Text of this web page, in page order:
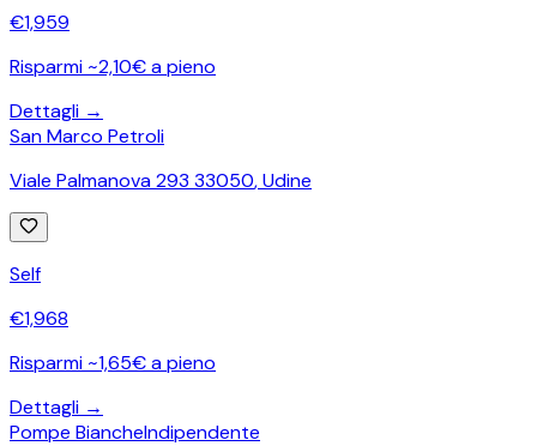
€1,959
Risparmi ~2,10€ a pieno
Dettagli →
San Marco Petroli
Viale Palmanova 293 33050,Udine
Self
€1,968
Risparmi ~1,65€ a pieno
Dettagli →
Pompe BiancheIndipendente